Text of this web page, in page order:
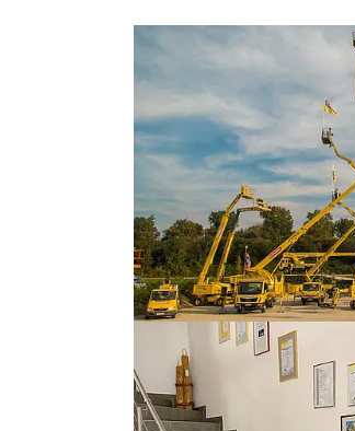
Show larger version